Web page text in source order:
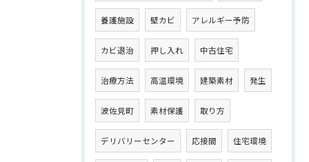
養護施設 壁カビ アレルギー予防
カビ退治 押し入れ 中古住宅
治療方法 高温環境 建築素材 発生
波佐見町 素材保護 取り方
デリバリーセンター 応接間 住宅環境